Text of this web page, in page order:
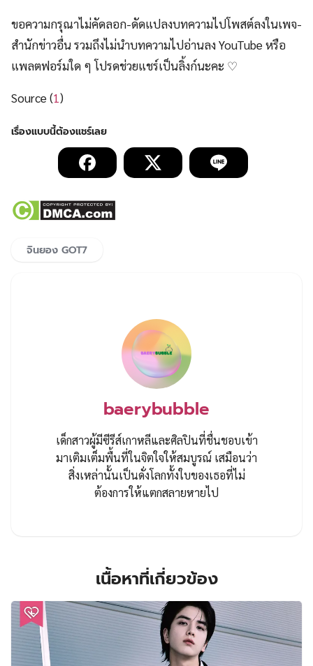
ขอความกรุณาไม่คัดลอก-ดัดแปลงบทความไปโพสต์ลงในเพจ-
สำนักข่าวอื่น รวมถึงไม่นำบทความไปอ่านลง YouTube หรือ
แพลตฟอร์มใด ๆ โปรดช่วยแชร์เป็นลิ้งก์นะคะ ♡
Source (1)
จินยอง GOT7
baerybubble
เด็กสาวผู้มีซีรีส์เกาหลีและศิลปินที่ชื่นชอบเข้า
มาเติมเต็มพื้นที่ในจิตใจให้สมบูรณ์ เสมือนว่า
สิ่งเหล่านั้นเป็นดั่งโลกทั้งใบของเธอที่ไม่
ต้องการให้แตกสลายหายไป
เนื้อหาที่เกี่ยวข้อง